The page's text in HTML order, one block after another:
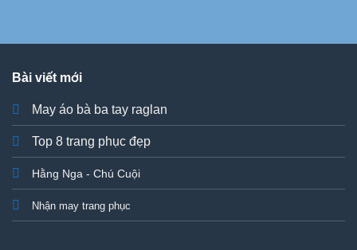
Bài viết mới
May áo bà ba tay raglan
Top 8 trang phục đẹp
Hằng Nga - Chú Cuội
Nhận may trang phục